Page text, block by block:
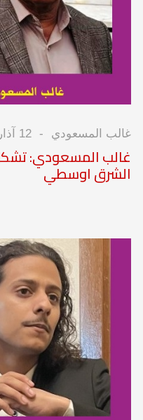
غالب المسعودي 12 آذار/مارس 2025
غالب المسعودي:
الشرق اوسطي